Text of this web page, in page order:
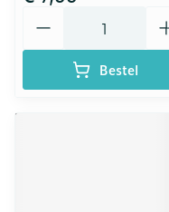
Bestel